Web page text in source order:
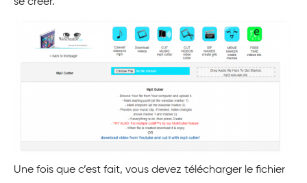
se créer.
Une fois que c’est fait, vous devez télécharger le fichier